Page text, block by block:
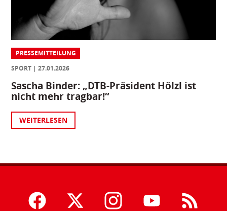
PRESSEMITTEILUNG
SPORT
27.01.2026
Sascha Binder: „DTB-Präsident Hölzl ist
nicht mehr tragbar!“
WEITERLESEN